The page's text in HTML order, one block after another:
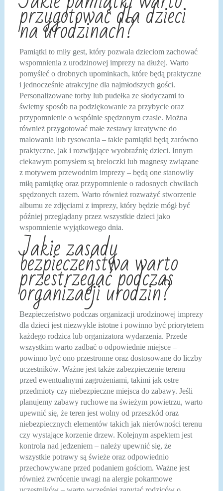
przygotować dla dzieci
na urodzinach?
Pamiątki to miły gest, który pozwala dzieciom zachować
wspomnienia z urodzinowej imprezy na dłużej. Warto
pomyśleć o drobnych upominkach, które będą praktyczne
i jednocześnie atrakcyjne dla najmłodszych gości.
Personalizowane torby lub pudełka ze słodyczami to
świetny sposób na podziękowanie za przybycie oraz
przypomnienie o wspólnie spędzonym czasie. Można
również przygotować małe zestawy kreatywne do
malowania lub rysowania – takie pamiątki będą zarówno
praktyczne, jak i rozwijające wyobraźnię dzieci. Innym
ciekawym pomysłem są breloczki lub magnesy związane
z motywem przewodnim imprezy – będą one stanowiły
miłą pamiątkę oraz przypomnienie o radosnych chwilach
spędzonych razem. Warto również rozważyć stworzenie
albumu ze zdjęciami z imprezy, który będzie mógł być
później przeglądany przez wszystkie dzieci jako
wspomnienie wyjątkowego dnia.
Jakie zasady
bezpieczeństwa warto
przestrzegać podczas
organizacji urodzin?
Bezpieczeństwo podczas organizacji urodzinowej imprezy
dla dzieci jest niezwykle istotne i powinno być priorytetem
każdego rodzica lub organizatora wydarzenia. Przede
wszystkim warto zadbać o odpowiednie miejsce –
powinno być ono przestronne oraz dostosowane do liczby
uczestników. Ważne jest także zabezpieczenie terenu
przed ewentualnymi zagrożeniami, takimi jak ostre
przedmioty czy niebezpieczne miejsca do zabawy. Jeśli
planujemy zabawy ruchowe na świeżym powietrzu, warto
upewnić się, że teren jest wolny od przeszkód oraz
niebezpiecznych elementów takich jak nierówności terenu
czy wystające korzenie drzew. Kolejnym aspektem jest
kontrola nad jedzeniem – należy upewnić się, że
wszystkie potrawy są świeże oraz odpowiednio
przechowywane przed podaniem gościom. Ważne jest
również zwrócenie uwagi na alergie pokarmowe